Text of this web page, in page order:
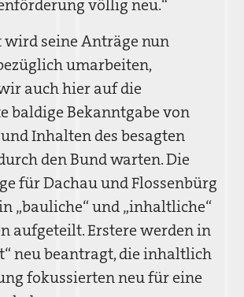
völlig neu.“
wird seine Anträge nun
umarbeiten,
auch hier auf die
baldige Bekanntgabe von
Inhalten des besagten
den Bund warten. Die
für Dachau und Flossenbürg
„bauliche“ und „inhaltliche“
aufgeteilt. Erstere werden in
neu beantragt, die inhaltlich
fokussierten neu für eine